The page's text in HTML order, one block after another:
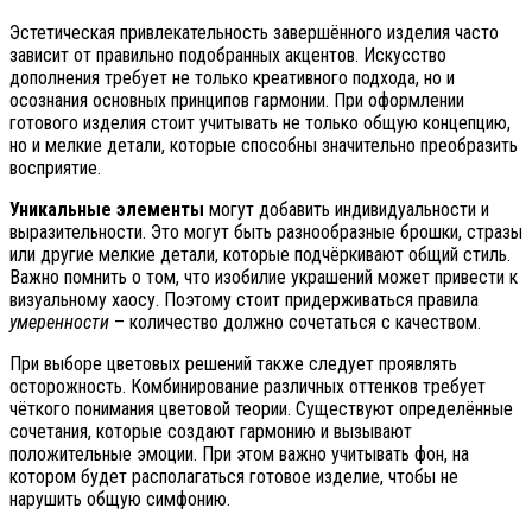
Эстетическая привлекательность завершённого изделия часто
зависит от правильно подобранных акцентов. Искусство
дополнения требует не только креативного подхода, но и
осознания основных принципов гармонии. При оформлении
готового изделия стоит учитывать не только общую концепцию,
но и мелкие детали, которые способны значительно преобразить
восприятие.
Уникальные элементы могут добавить индивидуальности и
выразительности. Это могут быть разнообразные брошки, стразы
или другие мелкие детали, которые подчёркивают общий стиль.
Важно помнить о том, что изобилие украшений может привести к
визуальному хаосу. Поэтому стоит придерживаться правила
умеренности – количество должно сочетаться с качеством.
При выборе цветовых решений также следует проявлять
осторожность. Комбинирование различных оттенков требует
чёткого понимания цветовой теории. Существуют определённые
сочетания, которые создают гармонию и вызывают
положительные эмоции. При этом важно учитывать фон, на
котором будет располагаться готовое изделие, чтобы не
нарушить общую симфонию.